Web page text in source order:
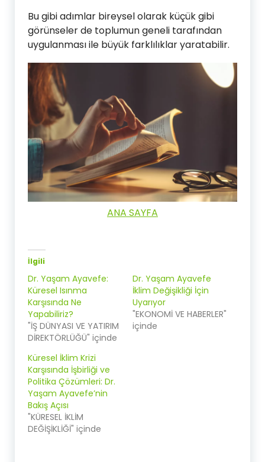
Bu gibi adımlar bireysel olarak küçük gibi
görünseler de toplumun geneli tarafından
uygulanması ile büyük farklılıklar yaratabilir.
ANA SAYFA
İlgili
Dr. Yaşam Ayavefe:
Küresel Isınma
Karşısında Ne
Yapabiliriz?
"İŞ DÜNYASI VE YATIRIM
DİREKTÖRLÜĞÜ" içinde
Dr. Yaşam Ayavefe
İklim Değişikliği İçin
Uyarıyor
"EKONOMİ VE HABERLER"
içinde
Küresel İklim Krizi
Karşısında İşbirliği ve
Politika Çözümleri: Dr.
Yaşam Ayavefe’nin
Bakış Açısı
"KÜRESEL İKLİM
DEĞİŞİKLİĞİ" içinde